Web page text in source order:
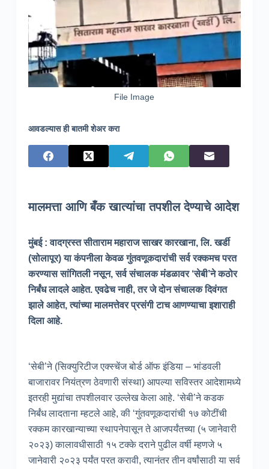
File Image
आवडल्यास ही बातमी शेअर करा
मालमत्ता आणि बँक खात्यांचा तपशील देण्याचे आदेश
मुंबई : वादग्रस्त सीताराम महाराज साखर कारखाना, लि. खर्डी
(सोलापूर) या कंपनीला केवळ गुंतवणूकदारांची सर्व रक्कमच परत
करण्यास सांगितली नसून, सर्व संचालक मंडळावर ‘सेबी’ने कठोर
निर्बंध लादले आहेत. एवढेच नाही, तर जे दोन संचालक दिवंगत
झाले आहेत, त्यांच्या मालमत्तेवर प्रसंगी टाच आणण्याचा इशाराही
दिला आहे.
‘सेबी’ने (सिक्युरिटीज एक्स्चेंज बोर्ड ऑफ इंडिया – भांडवली
बाजारावर नियंत्रण ठेवणारी संस्था) आपल्या सविस्तर आदेशामध्ये
इतरही मुद्यांचा तपशीलवार उल्लेख केला आहे. ‘सेबी’ने कडक
निर्बंध लादताना म्हटले आहे, की ‘गुंतवणूकदारांची १७ कोटींची
रक्कम कारखान्याच्या स्थापनेपासून ते आजपर्यंतच्या (५ जानेवारी
२०२३) कालावधीसाठी १५ टक्के दराने पुढील वर्षी म्हणजे ५
जानेवारी २०२३ पर्यंत परत करावी, त्यानंतर तीन वर्षांसाठी या सर्व